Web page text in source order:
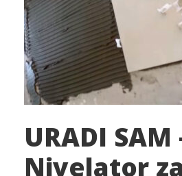
URADI SAM
Nivelator